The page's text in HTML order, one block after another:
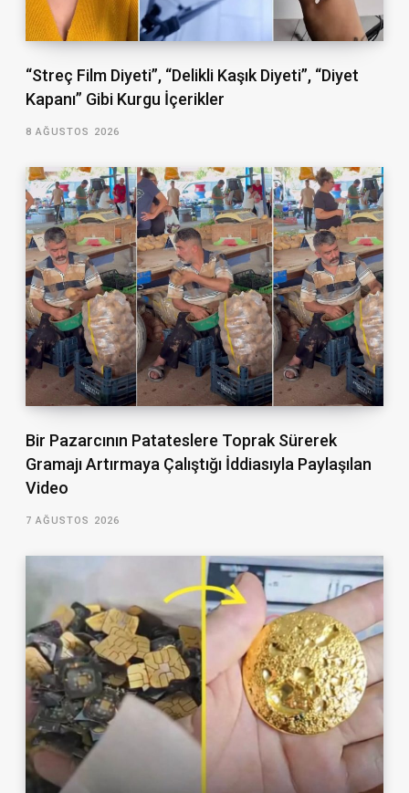
“Streç Film Diyeti”, “Delikli Kaşık Diyeti”, “Diyet
Kapanı” Gibi Kurgu İçerikler
8 AĞUSTOS 2026
Bir Pazarcının Patateslere Toprak Sürerek
Gramajı Artırmaya Çalıştığı İddiasıyla Paylaşılan
Video
7 AĞUSTOS 2026